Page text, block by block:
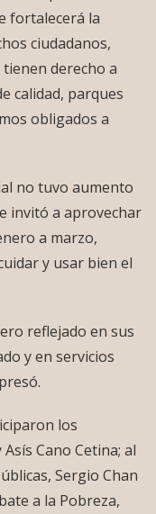
fortalecerá la
ciudadanos,
derecho a
calidad, parques
obligados a
no tuvo aumento
invitó a aprovechar
a marzo,
y usar bien el
reflejado en sus
y en servicios
los
Cano Cetina; al
Sergio Chan
a la Pobreza,